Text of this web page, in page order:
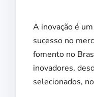
A inovação é
sucesso no
fomento no
inovadores,
selecionados,